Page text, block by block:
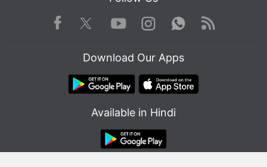
Facebook TwitterYoutube
Instagram WhatsApp
Rss
Download Our Apps
Available in Hindi